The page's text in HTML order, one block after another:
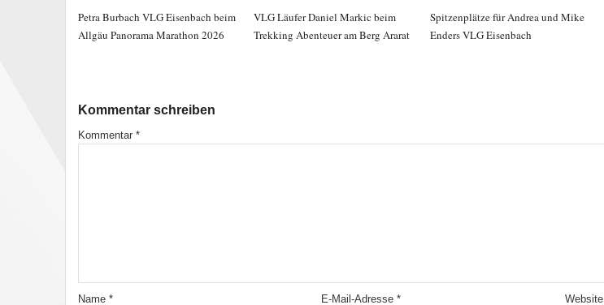
Petra Burbach VLG Eisenbach beim
Allgäu Panorama Marathon 2026
VLG Läufer Daniel Markic beim
Trekking Abenteuer am Berg Ararat
Spitzenplätze für Andrea und Mike
Enders VLG Eisenbach
Kommentar schreiben
Kommentar *
Name * E-Mail-Adresse* Website